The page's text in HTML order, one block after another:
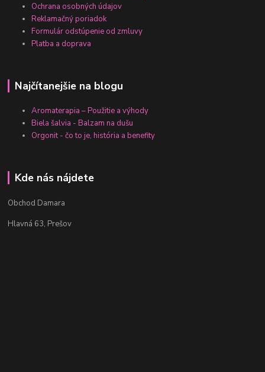
Ochrana osobných údajov
Reklamačný poriadok
Formulár odstúpenie od zmluvy
Platba a doprava
Najčítanejšie na blogu
Aromaterapia – Použitie a výhody
Biela šalvia - Balzam na dušu
Orgonit - čo to je, história a benefity
Kde nás nájdete
Obchod Damara
Hlavná 63, Prešov